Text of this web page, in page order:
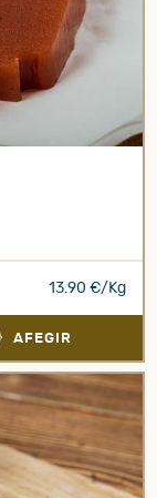
13.90 €/Kg
AFEGIR